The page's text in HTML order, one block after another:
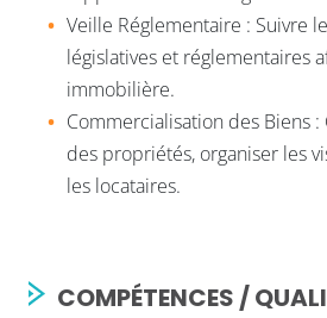
Veille Réglementaire : Suivre
législatives et réglementaires
immobilière.
Commercialisation des Biens
des propriétés, organiser les
les locataires.
COMPÉTENCES /